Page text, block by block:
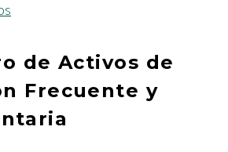
de Activos de
Frecuente y